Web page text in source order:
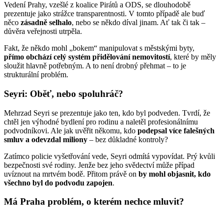
Vedení Prahy, vzešlé z koalice Pirátů a ODS, se dlouhodobě
prezentuje jako strážce transparentnosti. V tomto případě ale buď
něco zásadně selhalo, nebo se někdo díval jinam. Ať tak či tak –
důvěra veřejnosti utrpěla.
Fakt, že někdo mohl „bokem“ manipulovat s městskými byty,
přímo obchází celý systém přidělování nemovitostí, které by měly
sloužit hlavně potřebným. A to není drobný přehmat – to je
strukturální problém.
Seyri: Oběť, nebo spoluhráč?
Mehrzad Seyri se prezentuje jako ten, kdo byl podveden. Tvrdí, že
chtěl jen výhodné bydlení pro rodinu a naletěl profesionálnímu
podvodníkovi. Ale jak uvěřit někomu, kdo podepsal více falešných
smluv a odevzdal miliony – bez důkladné kontroly?
Zatímco policie vyšetřování vede, Seyri odmítá vypovídat. Prý kvůli
bezpečnosti své rodiny. Jenže bez jeho svědectví může případ
uvíznout na mrtvém bodě. Přitom právě on by mohl objasnit, kdo
všechno byl do podvodu zapojen.
Má Praha problém, o kterém nechce mluvit?